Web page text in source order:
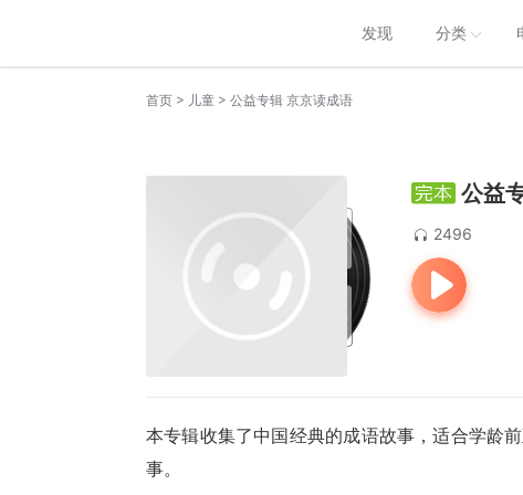
发现 分类
首页 > 儿童 > 公益专辑 京京读成语
公益
2496
本专辑收集了中国经典的成语故事，适合学龄
事。